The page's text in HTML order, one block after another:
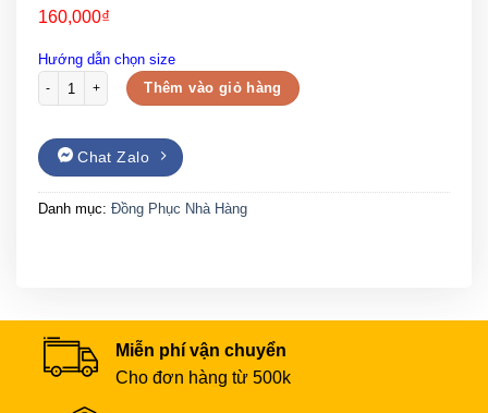
160,000₫
Hướng dẫn chọn size
Mẫu áo đồng phục nhà hàng đẹp, chuyên nghiệp và thu hút số lượng
Thêm vào giỏ hàng
Chat Zalo
Danh mục: Đồng Phục Nhà Hàng
Miễn phí vận chuyển
Cho đơn hàng từ 500k